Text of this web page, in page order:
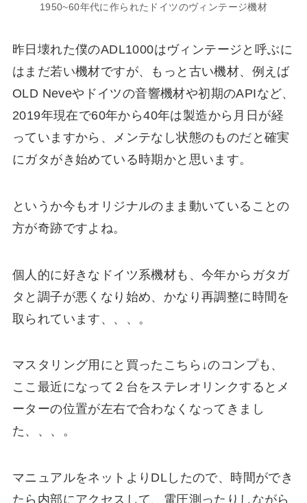
1950~60年代に作られたドイツのヴィンテージ機材
昨日壊れた僕のADL1000はヴィンテージと呼ぶに
はまだ若い機材ですが、もっと古い機材、例えば
OLD Neveやドイツの音響機材や初期のAPIなど、
2019年現在で60年から40年は製造から月日が経
っていますから、メンテなし状態のものだと確実
にガタがき始めている時期かと思います。
というか今もオリジナルのまま動いていることの
方が奇跡ですよね。
個人的に好きなドイツ系機材も、今年からガタガ
タと調子が悪くなり始め、かなり再調整に時間を
取られています、、、。
マスタリング用にと買ったこちら↓のコンプも、
ここ最近になって２台をステレオリンクするとメ
ーターの位置が左右で合わなくなってきまし
た、、、。
マニュアルをネットよりDLしたので、時間ができ
たら内部にアクセスして、電圧測ったりしながら